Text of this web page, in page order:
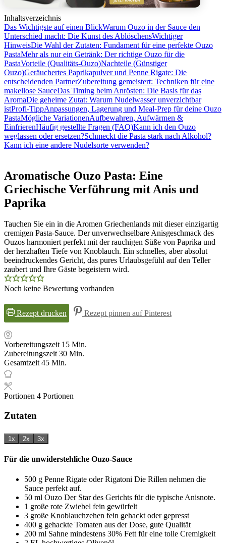
Inhaltsverzeichnis
Das Wichtigste auf einen BlickWarum Ouzo in der Sauce den
Unterschied macht: Die Kunst des AblöschensWichtiger
HinweisDie Wahl der Zutaten: Fundament für eine perfekte Ouzo
PastaMehr als nur ein Getränk: Der richtige Ouzo für die
PastaVorteile (Qualitäts-Ouzo)Nachteile (Günstiger
Ouzo)Geräuchertes Paprikapulver und Penne Rigate: Die
entscheidenden PartnerZubereitung gemeistert: Techniken für eine
makellose SauceDas Timing beim Anrösten: Die Basis für das
AromaDie geheime Zutat: Warum Nudelwasser unverzichtbar
istProfi-TippAnpassungen, Lagerung und Meal-Prep für deine Ouzo
PastaMögliche VariationenAufbewahren, Aufwärmen &
EinfrierenHäufig gestellte Fragen (FAQ)Kann ich den Ouzo
weglassen oder ersetzen?Schmeckt die Pasta stark nach Alkohol?
Kann ich eine andere Nudelsorte verwenden?
Aromatische Ouzo Pasta: Eine
Griechische Verführung mit Anis und
Paprika
Tauchen Sie ein in die Aromen Griechenlands mit dieser einzigartig
cremigen Pasta-Sauce. Der unverwechselbare Anisgeschmack des
Ouzos harmoniert perfekt mit der rauchigen Süße von Paprika und
der herzhaften Tiefe von Knoblauch. Ein schnelles, aber absolut
beeindruckendes Gericht, das pures Urlaubsgefühl auf den Teller
zaubert und Ihre Gäste begeistern wird.
Noch keine Bewertung vorhanden
Rezept drucken Rezept pinnen auf Pinterest
Vorbereitungszeit 15Minuten
Min.
Zubereitungszeit30Minuten
Min.
Gesamtzeit45Minuten
Min.
Portionen 4 Portionen
Zutaten
1x 2x 3x
Für die unwiderstehliche Ouzo-Sauce
500 g Penne Rigate oder Rigatoni Die Rillen nehmen die
Sauce perfekt auf.
50 ml Ouzo Der Star des Gerichts für die typische Anisnote.
1 große rote Zwiebel fein gewürfelt
3 große Knoblauchzehen fein gehackt oder gepresst
400 g gehackte Tomaten aus der Dose, gute Qualität
200 ml Sahne mindestens 30% Fett für eine tolle Cremigkeit